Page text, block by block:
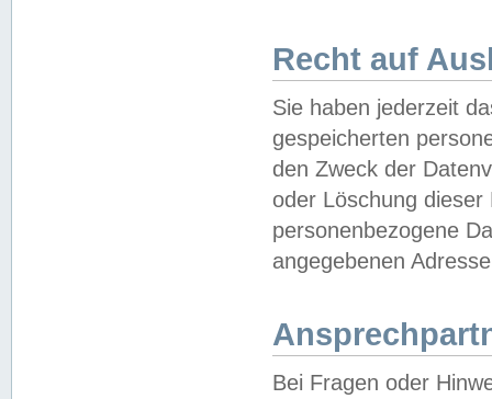
Recht auf
Sie haben jederzeit
gespeicherten
den Zweck der
oder Löschung
personenbezogene
angegebenen
Bei Fragen oder